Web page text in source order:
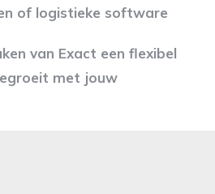
of logistieke software
van Exact een flexibel
met jouw